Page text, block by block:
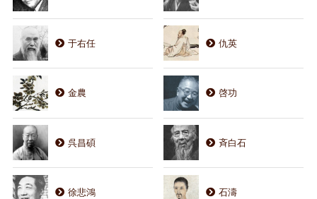
于右任 仇英
金農 啓功
呉昌碩 斉白石
徐悲鴻 石濤